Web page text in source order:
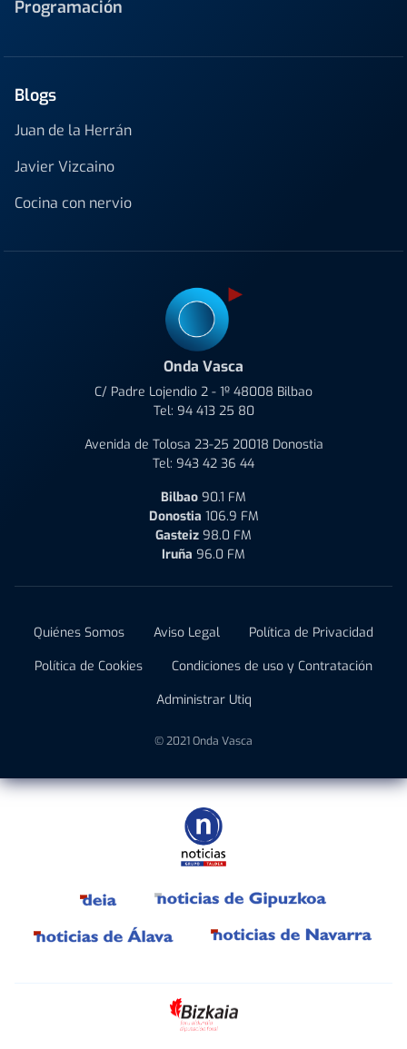
Programación
Blogs
Juan de la Herrán
Javier Vizcaino
Cocina con nervio
Onda Vasca
C/ Padre Lojendio 2 - 1º 48008 Bilbao
Tel: 94 413 25 80
Avenida de Tolosa 23-25 20018 Donostia
Tel: 943 42 36 44
Bilbao 90.1 FM
Donostia 106.9 FM
Gasteiz 98.0 FM
Iruña 96.0 FM
Quiénes Somos Aviso Legal
Política de Privacidad
Política de Cookies
Condiciones de uso y Contratación
Administrar Utiq
© 2021 Onda Vasca